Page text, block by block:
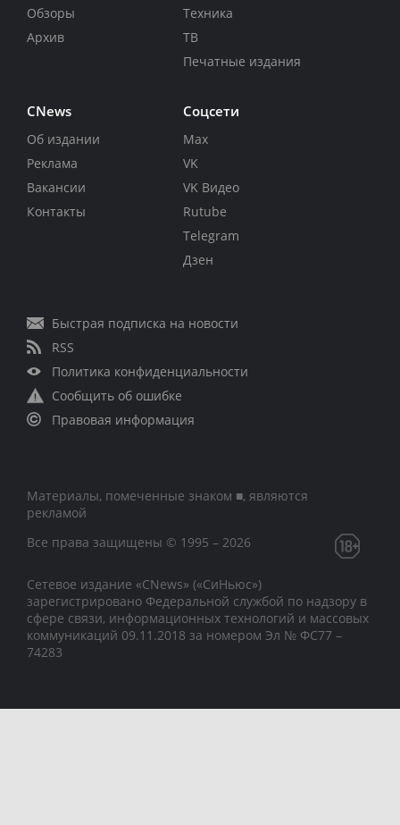
Обзоры
Архив
Техника
ТВ
Печатные издания
CNews
Об издании
Реклама
Вакансии
Контакты
Соцсети
Max
VK
VK Видео
Rutube
Telegram
Дзен
Быстрая подписка на новости
RSS
Политика конфиденциальности
Сообщить об ошибке
Правовая информация
Материалы, помеченные знаком ■, являются
рекламой
Все права защищены © 1995 – 2026
Сетевое издание «CNews» («СиНьюс»)
зарегистрировано Федеральной службой по надзору в
сфере связи, информационных технологий и массовых
коммуникаций 09.11.2018 за номером Эл № ФС77 –
74283